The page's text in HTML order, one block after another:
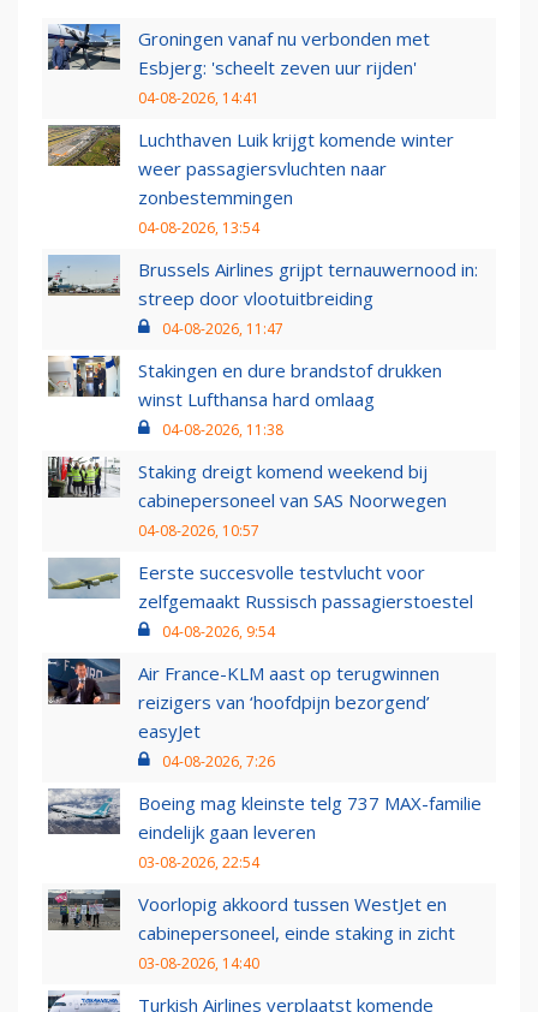
Groningen vanaf nu verbonden met
Esbjerg: 'scheelt zeven uur rijden'
04-08-2026, 14:41
Luchthaven Luik krijgt komende winter
weer passagiersvluchten naar
zonbestemmingen
04-08-2026, 13:54
Brussels Airlines grijpt ternauwernood in:
streep door vlootuitbreiding
04-08-2026, 11:47
Stakingen en dure brandstof drukken
winst Lufthansa hard omlaag
04-08-2026, 11:38
Staking dreigt komend weekend bij
cabinepersoneel van SAS Noorwegen
04-08-2026, 10:57
Eerste succesvolle testvlucht voor
zelfgemaakt Russisch passagierstoestel
04-08-2026, 9:54
Air France-KLM aast op terugwinnen
reizigers van ‘hoofdpijn bezorgend’
easyJet
04-08-2026, 7:26
Boeing mag kleinste telg 737 MAX-familie
eindelijk gaan leveren
03-08-2026, 22:54
Voorlopig akkoord tussen WestJet en
cabinepersoneel, einde staking in zicht
03-08-2026, 14:40
Turkish Airlines verplaatst komende